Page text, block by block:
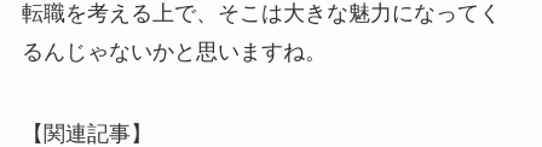
転職を考える上で、そこは大きな魅力になってく
るんじゃないかと思いますね。
【関連記事】